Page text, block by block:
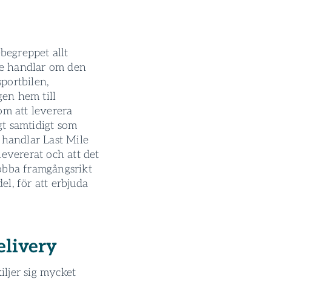
allt
handlar om den
hem till
att leverera
samtidigt som
Last Mile
och att det
framgångsrikt
för att erbjuda
sig mycket